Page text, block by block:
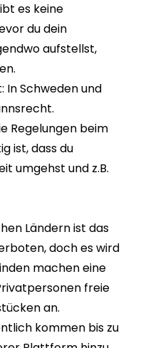
es keine
du dein
aufstellst,
In Schweden und
Regelungen beim
ist, dass du
umgehst und z.B.
Ländern ist das
doch es wird
machen eine
freie
an.
kommen bis zu